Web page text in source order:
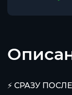
⚡ СРАЗУ